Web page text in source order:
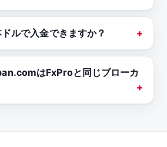
ルで入金できますか？
はFxProと同じブローカ